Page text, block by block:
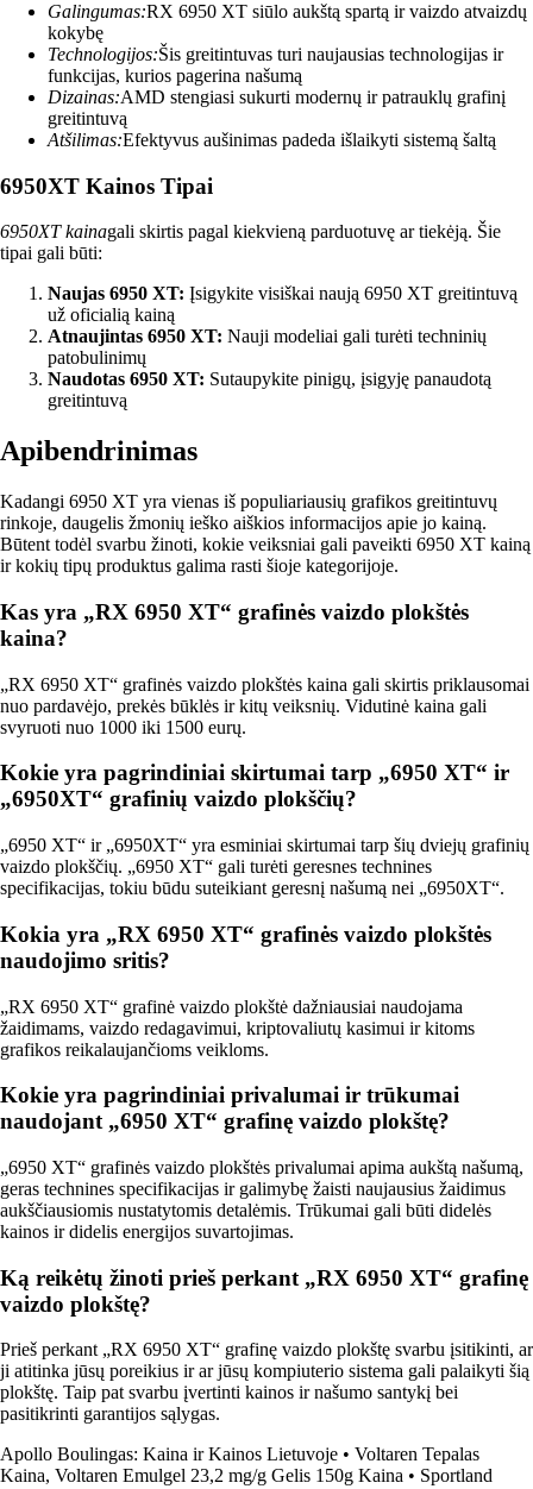
Galingumas:RX 6950 XT siūlo aukštą spartą ir vaizdo atvaizdų
kokybę
Technologijos:Šis greitintuvas turi naujausias technologijas ir
funkcijas, kurios pagerina našumą
Dizainas:AMD stengiasi sukurti modernų ir patrauklų grafinį
greitintuvą
Atšilimas:Efektyvus aušinimas padeda išlaikyti sistemą šaltą
6950XT Kainos Tipai
6950XT kainagali skirtis pagal kiekvieną parduotuvę ar tiekėją. Šie
tipai gali būti:
Naujas 6950 XT: Įsigykite visiškai naują 6950 XT greitintuvą
už oficialią kainą
Atnaujintas 6950 XT: Nauji modeliai gali turėti techninių
patobulinimų
Naudotas 6950 XT: Sutaupykite pinigų, įsigyję panaudotą
greitintuvą
Apibendrinimas
Kadangi 6950 XT yra vienas iš populiariausių grafikos greitintuvų
rinkoje, daugelis žmonių ieško aiškios informacijos apie jo kainą.
Būtent todėl svarbu žinoti, kokie veiksniai gali paveikti 6950 XT kainą
ir kokių tipų produktus galima rasti šioje kategorijoje.
Kas yra „RX 6950 XT“ grafinės vaizdo plokštės
kaina?
„RX 6950 XT“ grafinės vaizdo plokštės kaina gali skirtis priklausomai
nuo pardavėjo, prekės būklės ir kitų veiksnių. Vidutinė kaina gali
svyruoti nuo 1000 iki 1500 eurų.
Kokie yra pagrindiniai skirtumai tarp „6950 XT“ ir
„6950XT“ grafinių vaizdo plokščių?
„6950 XT“ ir „6950XT“ yra esminiai skirtumai tarp šių dviejų grafinių
vaizdo plokščių. „6950 XT“ gali turėti geresnes technines
specifikacijas, tokiu būdu suteikiant geresnį našumą nei „6950XT“.
Kokia yra „RX 6950 XT“ grafinės vaizdo plokštės
naudojimo sritis?
„RX 6950 XT“ grafinė vaizdo plokštė dažniausiai naudojama
žaidimams, vaizdo redagavimui, kriptovaliutų kasimui ir kitoms
grafikos reikalaujančioms veikloms.
Kokie yra pagrindiniai privalumai ir trūkumai
naudojant „6950 XT“ grafinę vaizdo plokštę?
„6950 XT“ grafinės vaizdo plokštės privalumai apima aukštą našumą,
geras technines specifikacijas ir galimybę žaisti naujausius žaidimus
aukščiausiomis nustatytomis detalėmis. Trūkumai gali būti didelės
kainos ir didelis energijos suvartojimas.
Ką reikėtų žinoti prieš perkant „RX 6950 XT“ grafinę
vaizdo plokštę?
Prieš perkant „RX 6950 XT“ grafinę vaizdo plokštę svarbu įsitikinti, ar
ji atitinka jūsų poreikius ir ar jūsų kompiuterio sistema gali palaikyti šią
plokštę. Taip pat svarbu įvertinti kainos ir našumo santykį bei
pasitikrinti garantijos sąlygas.
Apollo Boulingas: Kaina ir Kainos Lietuvoje • Voltaren Tepalas
Kaina, Voltaren Emulgel 23,2 mg/g Gelis 150g Kaina • Sportland